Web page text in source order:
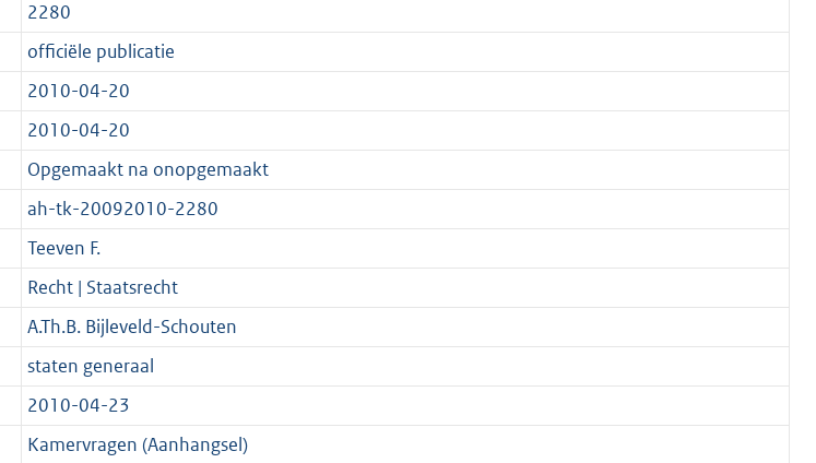
d
s
g
r
o
o
t
e
:
2
K
b
n
d
s
g
r
o
o
t
t
e
:
2
K
b
2280
officiële publicatie
2010-04-20
2010-04-20
Opgemaakt na onopgemaakt
ah-tk-20092010-2280
Teeven F.
Recht | Staatsrecht
A.Th.B. Bijleveld-Schouten
staten generaal
2010-04-23
Kamervragen (Aanhangsel)